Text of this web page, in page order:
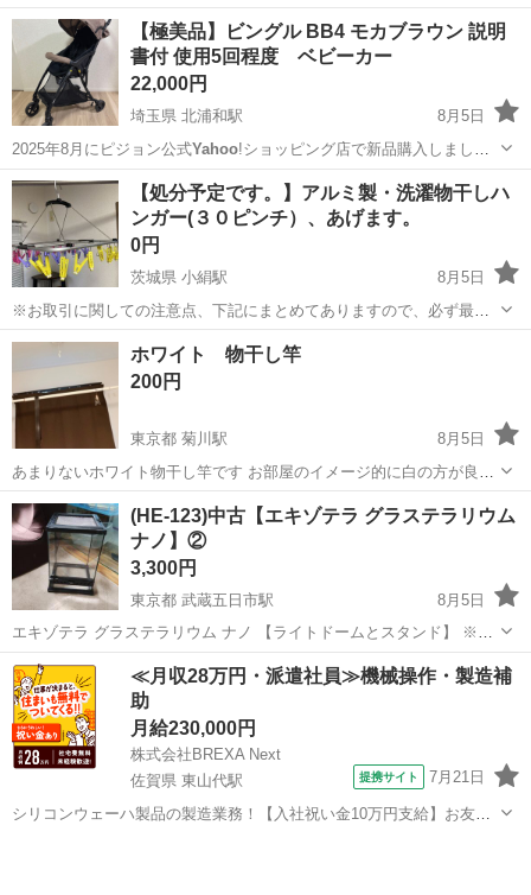
㎝ 取りに来てくれる方のみとさせていただきます。 よろしくおねがい
します。 倉庫長期保管品です こ...
栃木 那須郡 黒磯駅 食器
【極美品】ビングル BB4 モカブラウン 説明
書付 使用5回程度 ベビーカー
22,000円
埼玉県 北浦和駅
8月5日
2025年8月にピジョン公式Yahoo!ショッピング店で新品購入しまし
た。…
埼玉 さいたま市 北浦和駅 ベビー用品
【処分予定です。】アルミ製・洗濯物干しハ
ンガー(３０ピンチ）、あげます。
0円
茨城県 小絹駅
8月5日
※お取引に関しての注意点、下記にまとめてありますので、必ず最後
までご一読願います。 商品名：アルミ製・洗濯物干しハンガー(３０ピ
ンチ） メーカー：シービージャパン 参照ＵＲＬを掲載しますので、細
かい点はそちらの...
茨城 つくばみらい市 小絹駅 洗濯用品
ホワイト 物干し竿
200円
東京都 菊川駅
8月5日
あまりないホワイト物干し竿です お部屋のイメージ的に白の方が良い
時があると思います ナスタ ランドリーポールair ホワイト✖️レッド 本
体:1m〜1.7m伸縮可能 直径3.3cm https://store.shopp...
東京 江東区 その他
(HE-123)中古【エキゾテラ グラステラリウム
ナノ】②
3,300円
東京都 武蔵五日市駅
8月5日
エキゾテラ グラステラリウム ナノ 【ライトドームとスタンド】 ※ラ
イトドームは14cm・18cmがあります。 ・多少の傷や汚れはあります
が美品です。 ※別途3000円にて、お付け出来ます。 ※【譲渡用品状
態説明】 ...
東京 あきる野市 武蔵五日市駅 その他 テラリウム
≪月収28万円・派遣社員≫機械操作・製造補
助
月給230,000円
株式会社BREXA Next
佐賀県 東山代駅
提携サイト 7月21日
シリコンウェーハ製品の製造業務！【入社祝い金10万円支給】お友達